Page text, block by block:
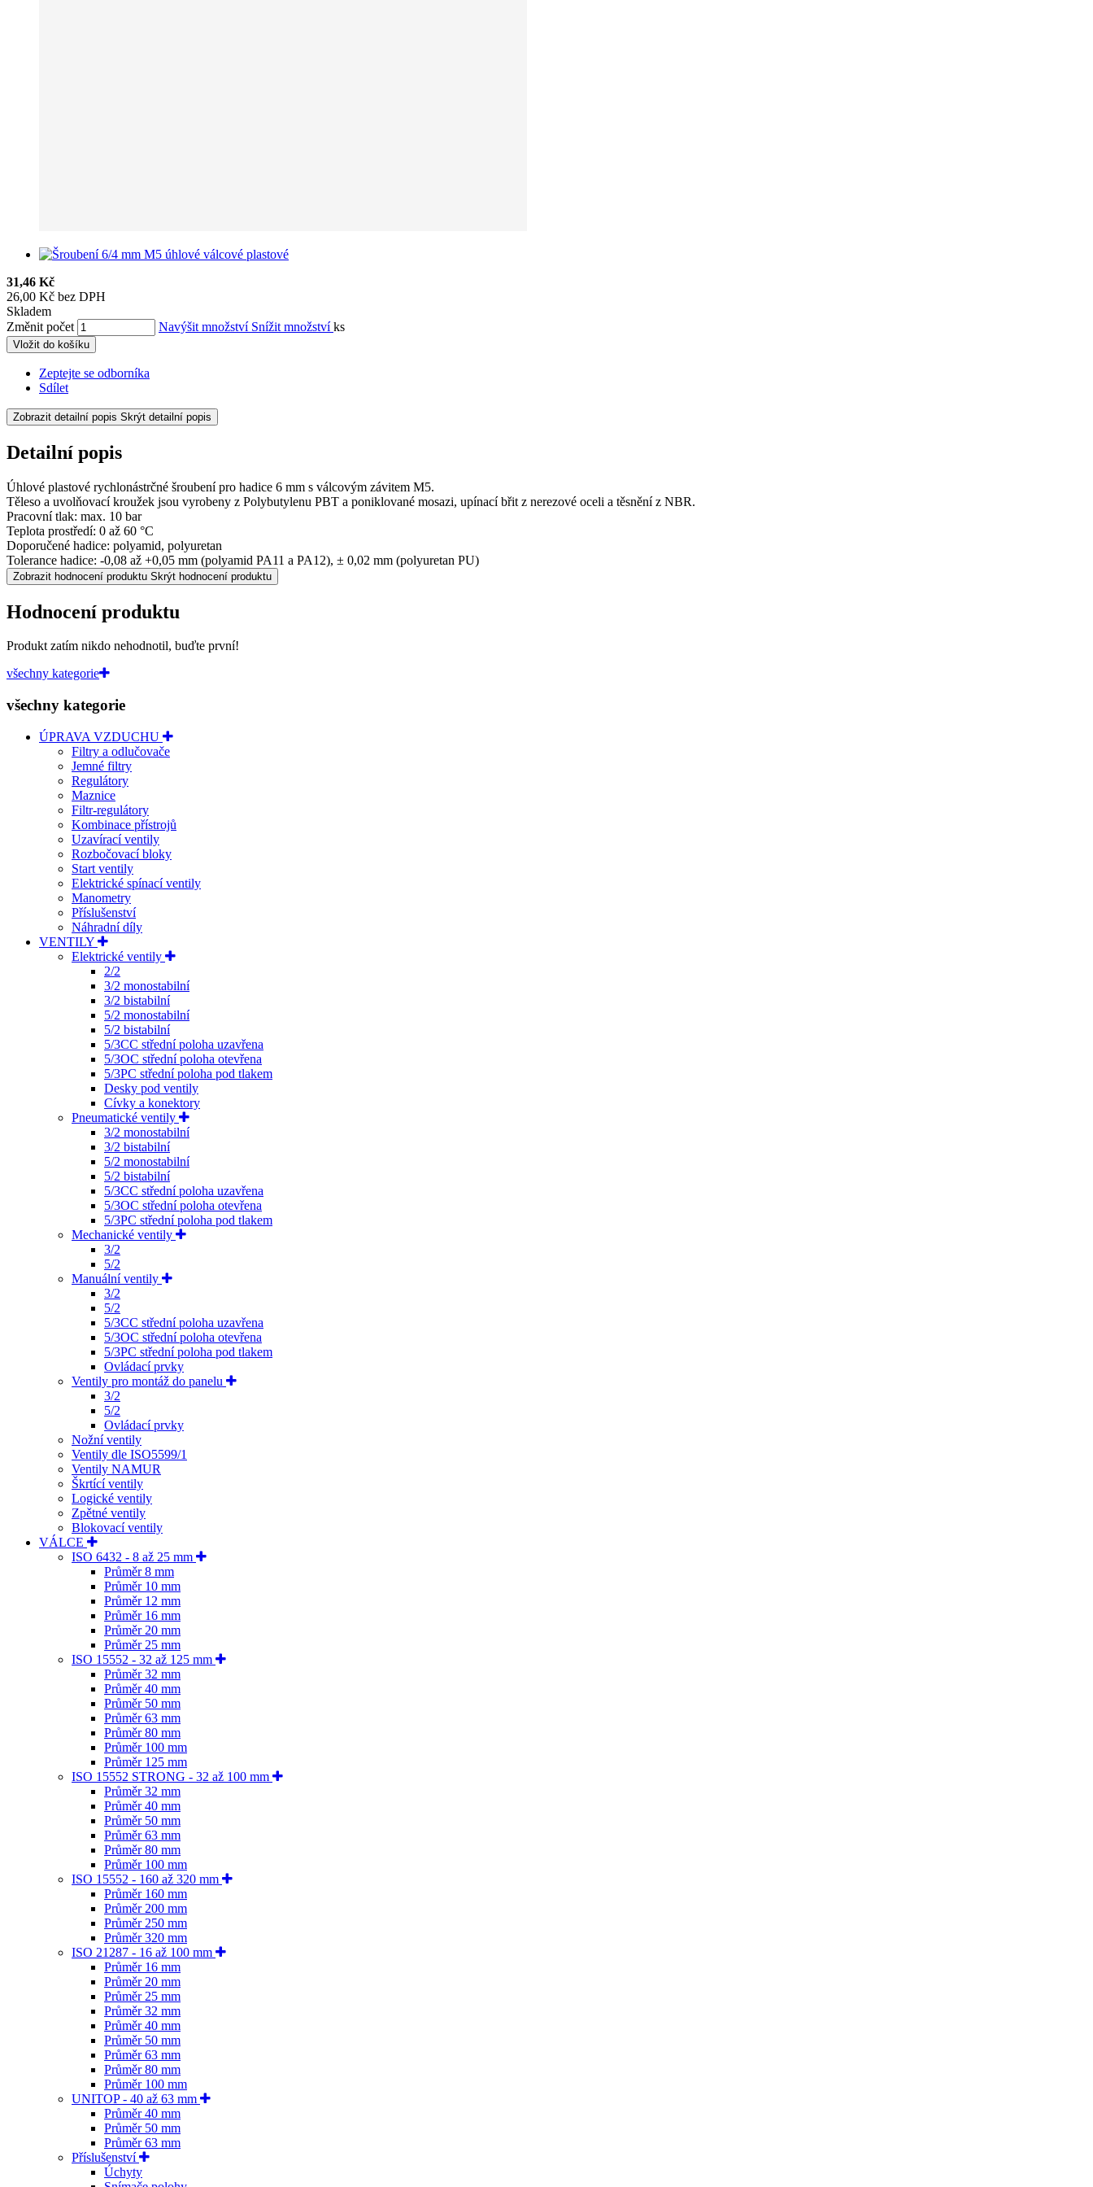
31,46 Kč
26,00 Kč bez DPH
Skladem
Změnit počet
Navýšit množství Snížit množstvíks
Vložit do košíku
Zeptejte se odborníka
Sdílet
Zobrazit detailní popis Skrýt detailní popis
Detailní popis
Úhlové plastové rychlonástrčné šroubení pro hadice 6 mm s válcovým závitem M5.
Těleso a uvolňovací kroužek jsou vyrobeny z Polybutylenu PBT a poniklované mosazi, upínací břit z nerezové oceli a těsnění z NBR.
Pracovní tlak: max. 10 bar
Teplota prostředí: 0 až 60 °C
Doporučené hadice: polyamid, polyuretan
Tolerance hadice: -0,08 až +0,05 mm (polyamid PA11 a PA12), ± 0,02 mm (polyuretan PU)
Zobrazit hodnocení produktu Skrýt hodnocení produktu
Hodnocení produktu
Produkt zatím nikdo nehodnotil, buďte první!
všechny kategorie
všechny kategorie
ÚPRAVA VZDUCHU
Filtry a odlučovače
Jemné filtry
Regulátory
Maznice
Filtr-regulátory
Kombinace přístrojů
Uzavírací ventily
Rozbočovací bloky
Start ventily
Elektrické spínací ventily
Manometry
Příslušenství
Náhradní díly
VENTILY
Elektrické ventily
2/2
3/2 monostabilní
3/2 bistabilní
5/2 monostabilní
5/2 bistabilní
5/3CC střední poloha uzavřena
5/3OC střední poloha otevřena
5/3PC střední poloha pod tlakem
Desky pod ventily
Cívky a konektory
Pneumatické ventily
3/2 monostabilní
3/2 bistabilní
5/2 monostabilní
5/2 bistabilní
5/3CC střední poloha uzavřena
5/3OC střední poloha otevřena
5/3PC střední poloha pod tlakem
Mechanické ventily
3/2
5/2
Manuální ventily
3/2
5/2
5/3CC střední poloha uzavřena
5/3OC střední poloha otevřena
5/3PC střední poloha pod tlakem
Ovládací prvky
Ventily pro montáž do panelu
3/2
5/2
Ovládací prvky
Nožní ventily
Ventily dle ISO5599/1
Ventily NAMUR
Škrtící ventily
Logické ventily
Zpětné ventily
Blokovací ventily
VÁLCE
ISO 6432 - 8 až 25 mm
Průměr 8 mm
Průměr 10 mm
Průměr 12 mm
Průměr 16 mm
Průměr 20 mm
Průměr 25 mm
ISO 15552 - 32 až 125 mm
Průměr 32 mm
Průměr 40 mm
Průměr 50 mm
Průměr 63 mm
Průměr 80 mm
Průměr 100 mm
Průměr 125 mm
ISO 15552 STRONG - 32 až 100 mm
Průměr 32 mm
Průměr 40 mm
Průměr 50 mm
Průměr 63 mm
Průměr 80 mm
Průměr 100 mm
ISO 15552 - 160 až 320 mm
Průměr 160 mm
Průměr 200 mm
Průměr 250 mm
Průměr 320 mm
ISO 21287 - 16 až 100 mm
Průměr 16 mm
Průměr 20 mm
Průměr 25 mm
Průměr 32 mm
Průměr 40 mm
Průměr 50 mm
Průměr 63 mm
Průměr 80 mm
Průměr 100 mm
UNITOP - 40 až 63 mm
Průměr 40 mm
Průměr 50 mm
Průměr 63 mm
Příslušenství
Úchyty